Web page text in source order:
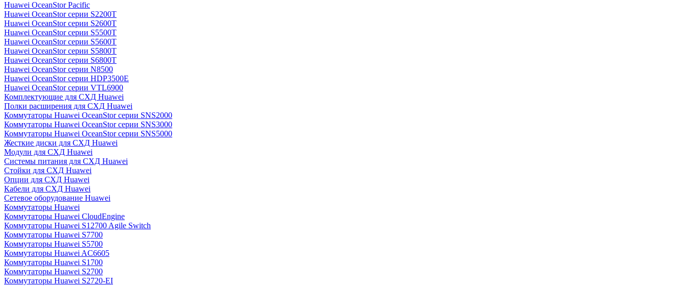
Huawei OceanStor Pacific
Huawei OceanStor серии S2200T
Huawei OceanStor серии S2600T
Huawei OceanStor серии S5500T
Huawei OceanStor серии S5600T
Huawei OceanStor серии S5800T
Huawei OceanStor серии S6800T
Huawei OceanStor серии N8500
Huawei OceanStor серии HDP3500E
Huawei OceanStor серии VTL6900
Комплектующие для СХД Huawei
Полки расширения для СХД Huawei
Коммутаторы Huawei OceanStor серии SNS2000
Коммутаторы Huawei OceanStor серии SNS3000
Коммутаторы Huawei OceanStor серии SNS5000
Жесткие диски для СХД Huawei
Модули для СХД Huawei
Системы питания для СХД Huawei
Стойки для СХД Huawei
Опции для СХД Huawei
Кабели для СХД Huawei
Сетевое оборудование Huawei
Коммутаторы Huawei
Коммутаторы Huawei CloudEngine
Коммутаторы Huawei S12700 Agile Switch
Коммутаторы Huawei S7700
Коммутаторы Huawei S5700
Коммутаторы Huawei AC6605
Коммутаторы Huawei S1700
Коммутаторы Huawei S2700
Коммутаторы Huawei S2720-EI